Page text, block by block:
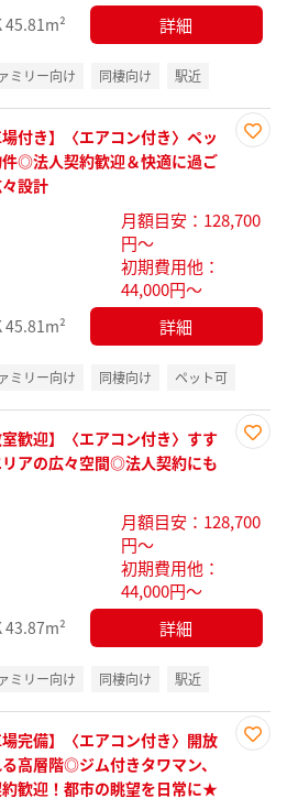
45.81m² 詳細
ミリー向け 同棲向け 駅近
録
場付き】〈エアコン付き〉ペッ
件◎法人契約歓迎＆快適に過ご
設計
月額目安：128,700
円～
初期費用他：
44,000円～
45.81m² 詳細
ミリー向け 同棲向け ペット可
録
室歓迎】〈エアコン付き〉すす
リアの広々空間◎法人契約にも
月額目安：128,700
円～
初期費用他：
44,000円～
43.87m² 詳細
ミリー向け 同棲向け 駅近
場完備】〈エアコン付き〉開放
高層階◎ジム付きタワマン、
歓迎！都市の眺望を日常に★